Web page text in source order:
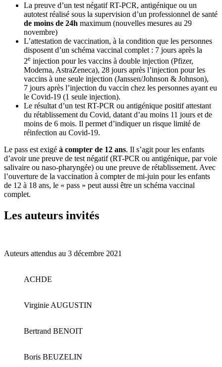
La preuve d’un test négatif RT-PCR, antigénique ou un
autotest réalisé sous la supervision d’un professionnel de santé
de moins de 24h maximum (nouvelles mesures au 29
novembre)
L’attestation de vaccination, à la condition que les personnes
disposent d’un schéma vaccinal complet : 7 jours après la
2e injection pour les vaccins à double injection (Pfizer,
Moderna, AstraZeneca), 28 jours après l’injection pour les
vaccins à une seule injection (Janssen/Johnson & Johnson),
7 jours après l’injection du vaccin chez les personnes ayant eu
le Covid-19 (1 seule injection).
Le résultat d’un test RT-PCR ou antigénique positif attestant
du rétablissement du Covid, datant d’au moins 11 jours et de
moins de 6 mois. Il permet d’indiquer un risque limité de
réinfection au Covid-19.
Le pass est exigé à compter de 12 ans. Il s’agit pour les enfants
d’avoir une preuve de test négatif (RT-PCR ou antigénique, par voie
salivaire ou naso-pharyngée) ou une preuve de rétablissement. Avec
l’ouverture de la vaccination à compter de mi-juin pour les enfants
de 12 à 18 ans, le « pass » peut aussi être un schéma vaccinal
complet.
Les auteurs invités
Auteurs attendus au 3 décembre 2021
ACHDE
Virginie AUGUSTIN
Bertrand BENOIT
Boris BEUZELIN